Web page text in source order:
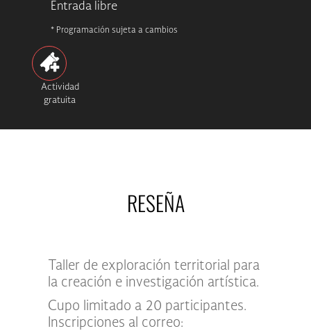
Entrada libre
* Programación sujeta a cambios
Actividad
gratuita
RESEÑA
Taller de exploración territorial para
la creación e investigación artística.
Cupo limitado a 20 participantes.
Inscripciones al correo: